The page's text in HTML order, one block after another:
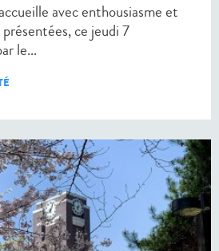
avec enthousiasme et
ce jeudi 7
le...